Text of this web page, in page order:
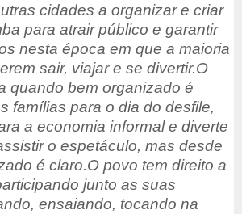
cidades a organizar e criar
para atrair público e garantir
nesta época em que a maioria
sair, viajar e se divertir.O
quando bem organizado é
famílias para o dia do desfile,
a economia informal e diverte
o espetáculo, mas desde
é claro.O povo tem direito a
junto as suas
ensaiando, tocando na